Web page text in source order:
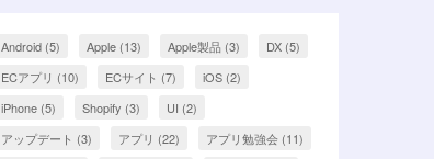
Android(5) Apple(13) Apple製品(3) DX(5)
ECアプリ (10) ECサイト (7) iOS(2)
iPhone(5) Shopify (3) UI (2)
アップデート (3) アプリ (22) アプリ勉強会(11)